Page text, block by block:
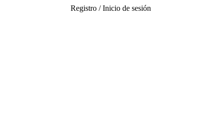
Registro / Inicio de sesión